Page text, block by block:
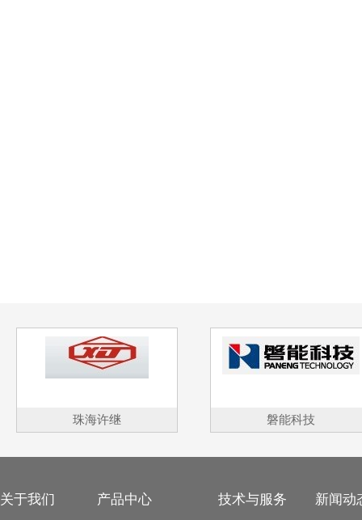
珠海许继 磐能科技
关于我们 产品中心 技术与服务 新闻动